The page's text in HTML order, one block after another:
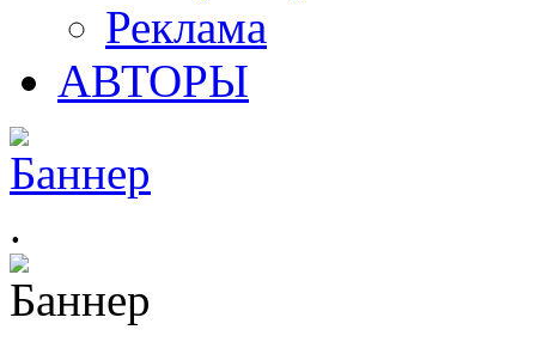
Реклама
АВТОРЫ
.